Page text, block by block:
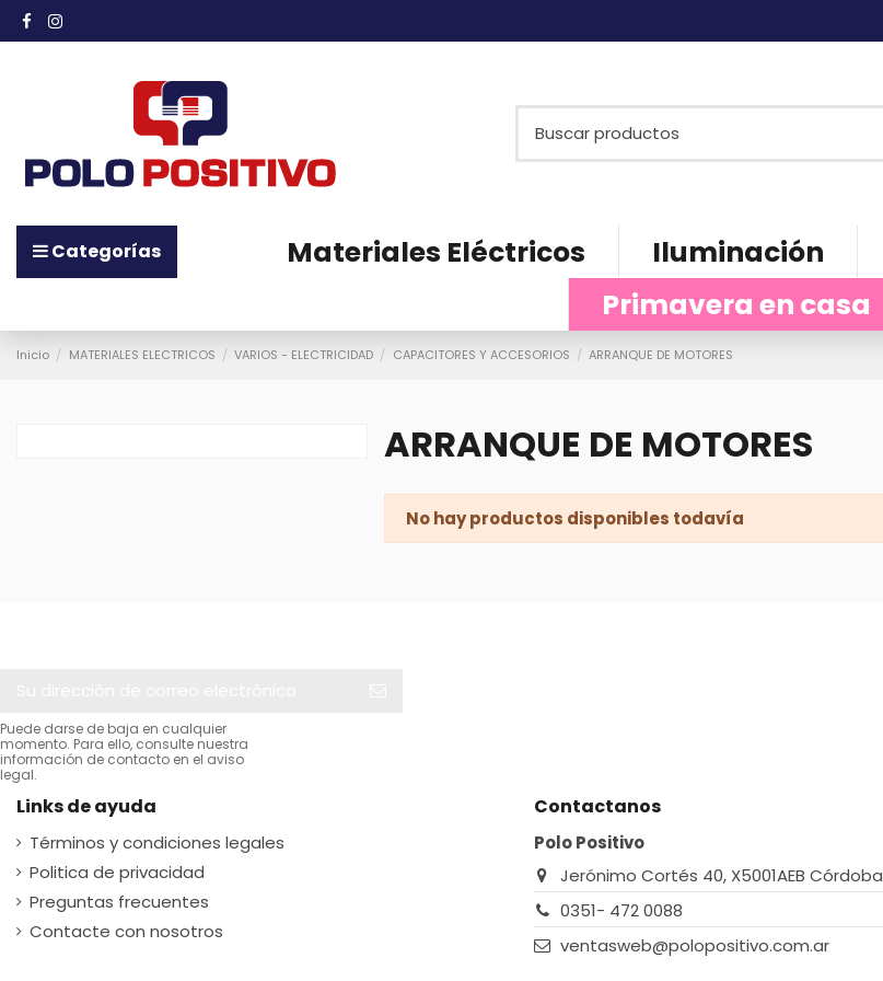
Categorías Materiales Eléctricos Iluminación
Primavera en casa
Inicio MATERIALES ELECTRICOS VARIOS - ELECTRICIDAD CAPACITORES Y ACCESORIOS ARRANQUE DE MOTORES
ARRANQUE DE MOTORES
No hay productos disponibles todavía
Puede darse de baja en cualquier
momento. Para ello, consulte nuestra
información de contacto en el aviso
legal.
Links de ayuda
Términos y condiciones legales
Politica de privacidad
Preguntas frecuentes
Contacte con nosotros
Contactanos
Polo Positivo
Jerónimo Cortés 40, X5001AEB Córdoba
0351- 472 0088
ventasweb@polopositivo.com.ar